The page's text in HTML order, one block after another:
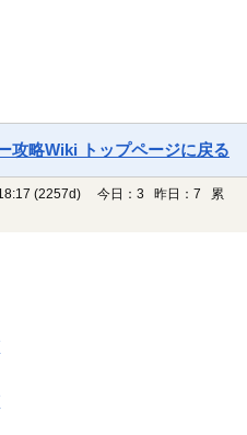
攻略Wiki トップページに戻る
(2257d)
今日：3 昨日：7 累